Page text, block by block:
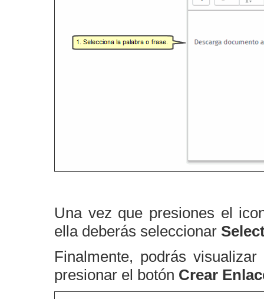
Una vez que presiones el
ella deberás seleccionar
Finalmente, podrás
presionar el botón Crear